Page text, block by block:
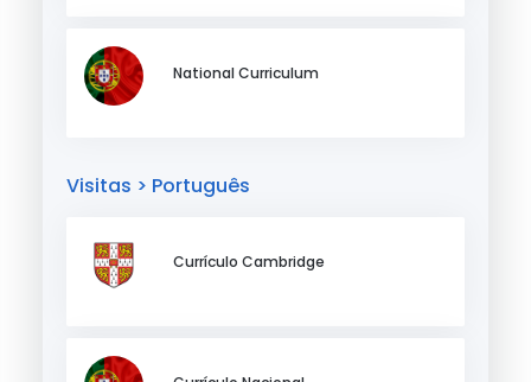
National Curriculum
Visitas > Português
Currículo Cambridge